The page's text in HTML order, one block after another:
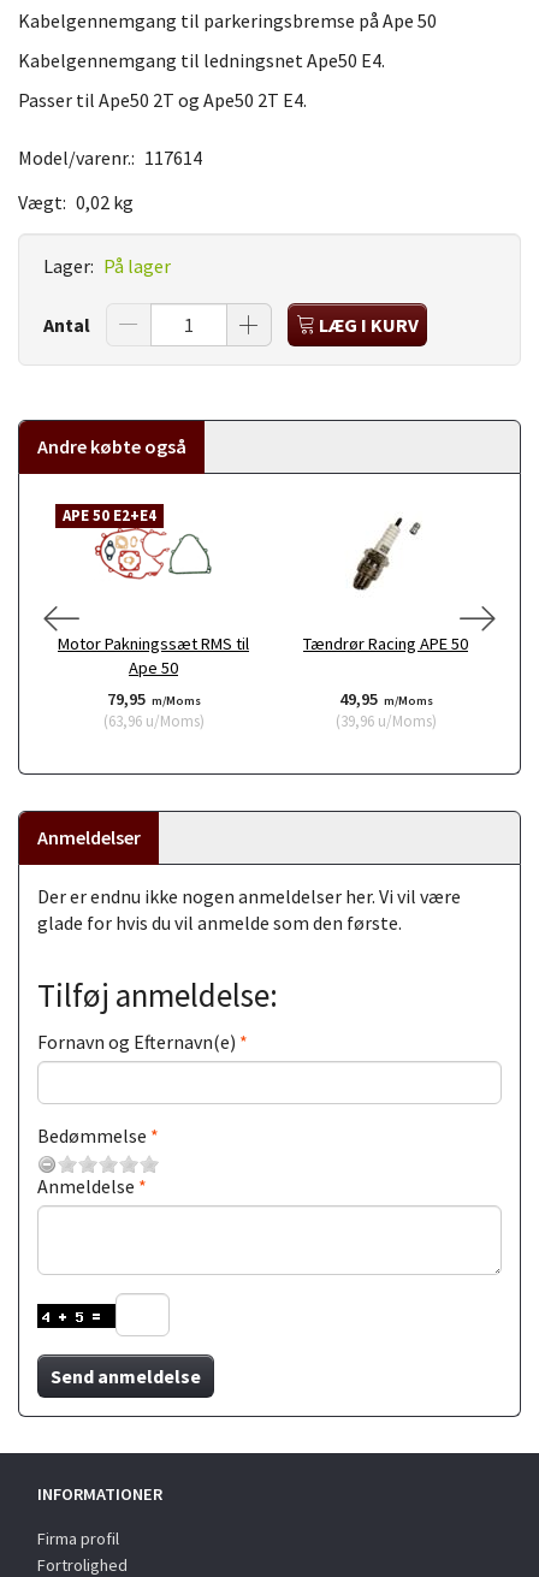
Kabelgennemgang til parkeringsbremse på Ape 50
Kabelgennemgang til ledningsnet Ape50 E4.
Passer til Ape50 2T og Ape50 2T E4.
Model/varenr.: 117614
Vægt: 0,02 kg
Lager: På lager
Antal LÆG I KURV
Andre købte også
APE 50 E2+E4
Motor Pakningssæt RMS til
Ape 50
79,95 m/Moms
(63,96u/Moms)
Tændrør Racing APE 50
49,95 m/Moms
(39,96u/Moms)
Anmeldelser
Der er endnu ikke nogen anmeldelser her. Vi vil være
glade for hvis du vil anmelde som den første.
Tilføj anmeldelse:
Fornavn og Efternavn(e)
Bedømmelse
Anmeldelse
Send anmeldelse
INFORMATIONER
Firma profil
Fortrolighed